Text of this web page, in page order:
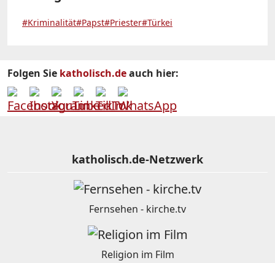
#Kriminalität#Papst#Priester#Türkei
Folgen Sie katholisch.deauch hier:
katholisch.de-Netzwerk
Fernsehen - kirche.tv
Religion im Film